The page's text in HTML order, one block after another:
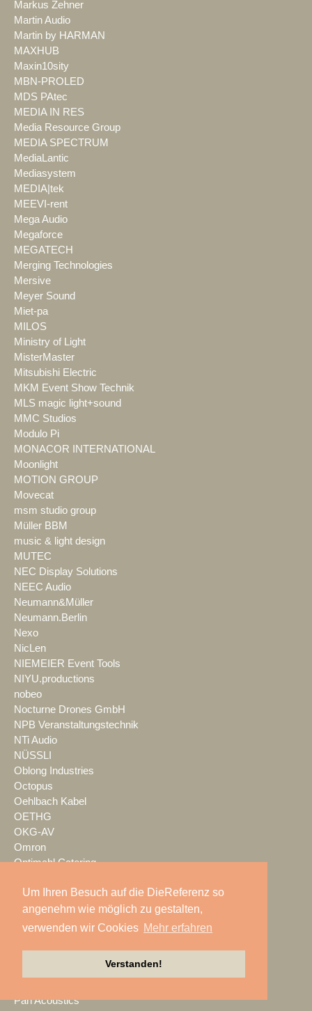
Um Ihren Besuch auf die DieReferenz so
angenehm wie möglich zu gestalten,
verwenden wir Cookies Mehr erfahren
Verstanden!
Markus Zehner
Martin Audio
Martin by HARMAN
MAXHUB
Maxin10sity
MBN-PROLED
MDS PAtec
MEDIA IN RES
Media Resource Group
MEDIA SPECTRUM
MediaLantic
Mediasystem
MEDIA|tek
MEEVI-rent
Mega Audio
Megaforce
MEGATECH
Merging Technologies
Mersive
Meyer Sound
Miet-pa
MILOS
Ministry of Light
MisterMaster
Mitsubishi Electric
MKM Event Show Technik
MLS magic light+sound
MMC Studios
Modulo Pi
MONACOR INTERNATIONAL
Moonlight
MOTION GROUP
Movecat
msm studio group
Müller BBM
music & light design
MUTEC
NEC Display Solutions
NEEC Audio
Neumann&Müller
Neumann.Berlin
Nexo
NicLen
NIEMEIER Event Tools
NIYU.productions
nobeo
Nocturne Drones GmbH
NPB Veranstaltungstechnik
NTi Audio
NÜSSLI
Oblong Industries
Octopus
Oehlbach Kabel
OETHG
OKG-AV
Omron
Optimahl Catering
ORANGE PRODUCTION DG
OS-VT
Otto Events
Pan Acoustics